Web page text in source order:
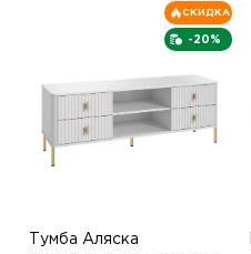
-20%
СКИДКА
Тумба Аляска